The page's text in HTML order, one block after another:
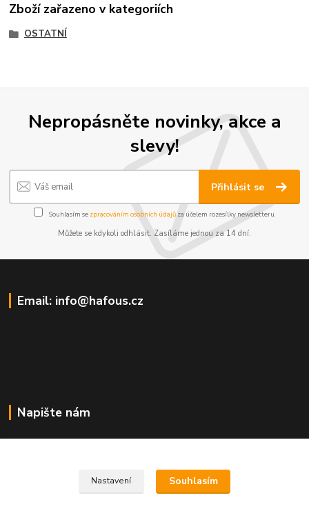
Zboží zařazeno v kategoriích
OSTATNÍ
Nepropásněte novinky, akce a
slevy!
Přihlásit se
Souhlasím se zpracováním osobních údajůza účelem rozesílky newsletteru.
Můžete se kdykoli odhlásit. Zasíláme jednou za 14 dní.
Email: info@hafous.cz
Napište nám
Nastavení Souhlasím